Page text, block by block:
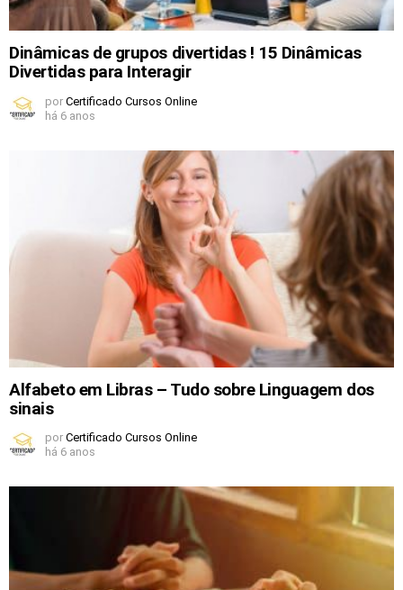
Dinâmicas de grupos divertidas ! 15 Dinâmicas
Divertidas para Interagir
por Certificado Cursos Online
há 6 anos
Alfabeto em Libras – Tudo sobre Linguagem dos
sinais
por Certificado Cursos Online
há 6 anos